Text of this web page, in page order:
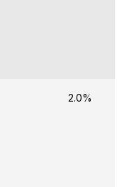
2.0%